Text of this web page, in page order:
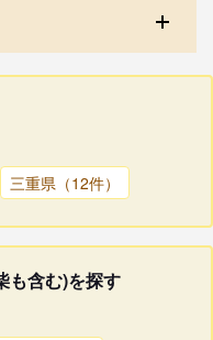
三重県（12件）
も含む)を探す